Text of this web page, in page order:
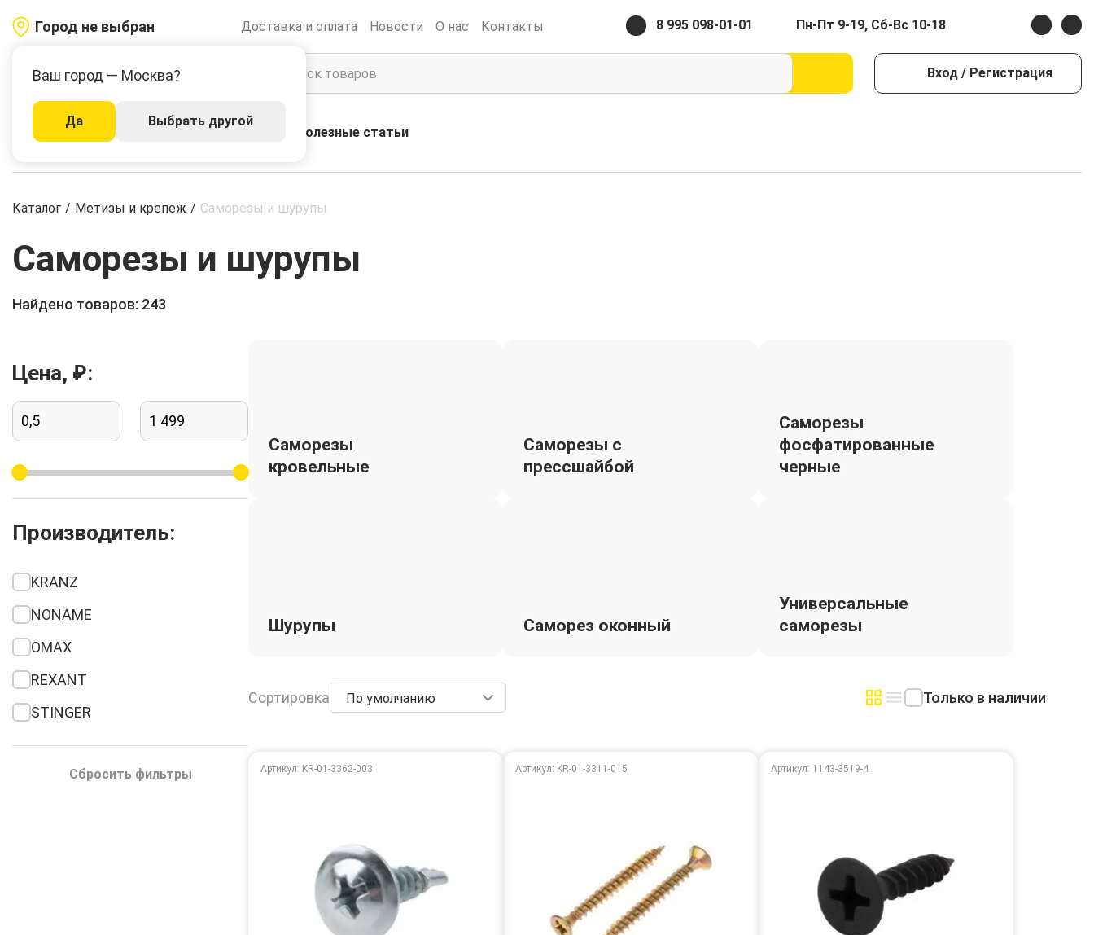
Город не выбран
Ваш город — Москва?
Да Выбрать другой
Доставка и оплата Новости О нас Контакты 8 995 098-01-01 Пн-Пт 9-19, Сб-Вс 10-18
Вход / Регистрация
Каталог Акции Полезные статьи
Каталог / Метизы и крепеж / Саморезы и шурупы
Саморезы и шурупы
Найдено товаров: 243
Цена, ₽:
Производитель:
KRANZ
NONAME
OMAX
REXANT
STINGER
Сбросить фильтры
Саморезы
кровельные
Саморезы с
прессшайбой
Саморезы
фосфатированные
черные
Шурупы Саморез оконный
Универсальные
саморезы
Сортировка По умолчанию Только в наличии
Артикул: KR-01-3362-003 Артикул: KR-01-3311-015 Артикул: 1143-3519-4